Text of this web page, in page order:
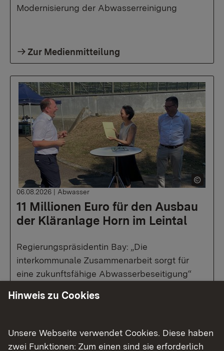
Modernisierung der Abwasserreinigung
Zur Medienmitteilung
11 Millionen Euro für den Ausbau
der Kläranlage Horn im Leintal
06.08.2026 | Abwasser
Regierungspräsidentin Bay: „Die
interkommunale Zusammenarbeit sorgt für
eine zukunftsfähige Abwasserbeseitigung“
Hinweis zu Cookies
Unsere Webseite verwendet Cookies. Diese haben
zwei Funktionen: Zum einen sind sie erforderlich